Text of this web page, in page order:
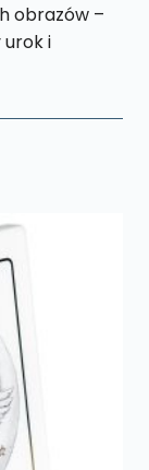
obrazów –
i